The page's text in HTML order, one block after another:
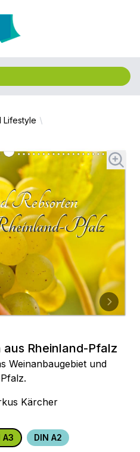
Lifestyle
Rheinland-Pfalz
Weinanbaugebiet und
Kärcher
A3 DIN A2